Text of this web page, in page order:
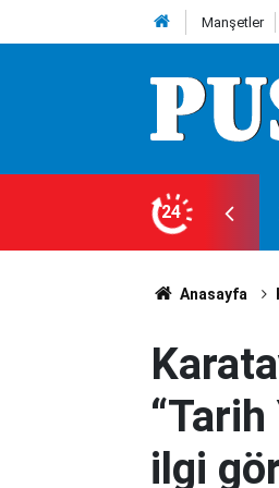
Manşetler
24
Anasayfa
ilgi